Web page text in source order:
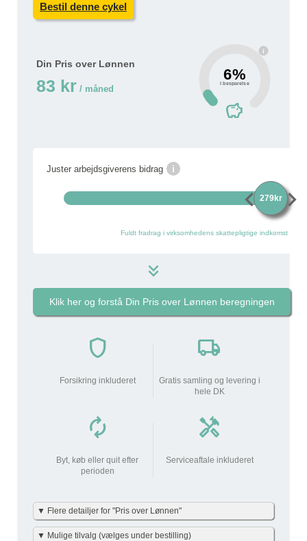
Bestil denne cykel
Din Pris over Lønnen
83 kr / måned
i
6%
i besparelse
savings
Juster arbejdsgiverens bidrag i
chevron_left279krchevron_right
Fuldt fradrag i virksomhedens skattepligtige indkomst
keyboard_double_arrow_down
Pakkens pris pr måned
do_not_disturb_on
Din arbejdsgiverbidrager
med
279 kr
Din lønnedgang (før skat
| efter skat)
add_circle
Beskatning (lidt som fri
Din Pris over Lønnen
Klik her og forstå Din Pris over Lønnen beregningen
shield
Forsikring inkluderet
local_shipping
Gratis samling og levering i
hele DK
autorenew
Byt, køb eller quit efter
perioden
handyman
Serviceaftale inkluderet
▼ Flere detailjer for "Pris over Lønnen"
Vi har gjort det enkelt og har allerede lavet beregningerne
▼ Mulige tilvalg (vælges under bestilling)